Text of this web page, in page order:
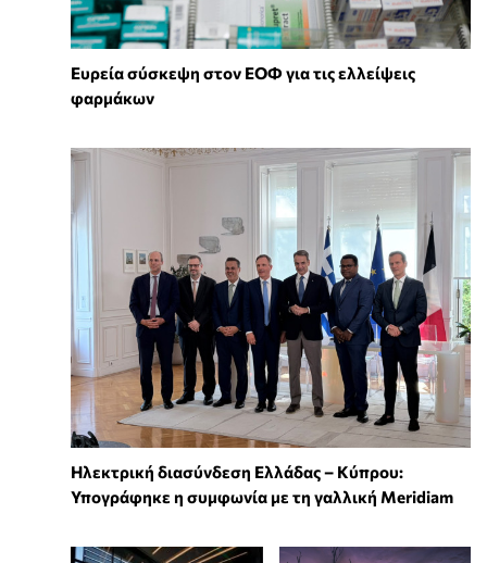
Ευρεία σύσκεψη στον ΕΟΦ για τις ελλείψεις
φαρμάκων
Ηλεκτρική διασύνδεση Ελλάδας – Κύπρου:
Υπογράφηκε η συμφωνία με τη γαλλική Meridiam